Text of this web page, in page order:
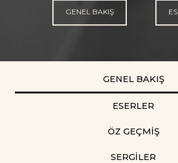
GENEL BAKIŞ
GENEL BAKIŞ
ESERLER
ÖZ GEÇMİŞ
SERGİLER